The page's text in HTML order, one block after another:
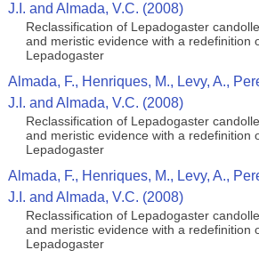
J.I. and Almada, V.C. (2008)
Reclassification of Lepadogaster
and meristic evidence with a redefinition
Lepadogaster
Almada, F., Henriques, M., Levy, A.,
J.I. and Almada, V.C. (2008)
Reclassification of Lepadogaster
and meristic evidence with a redefinition
Lepadogaster
Almada, F., Henriques, M., Levy, A.,
J.I. and Almada, V.C. (2008)
Reclassification of Lepadogaster
and meristic evidence with a redefinition
Lepadogaster